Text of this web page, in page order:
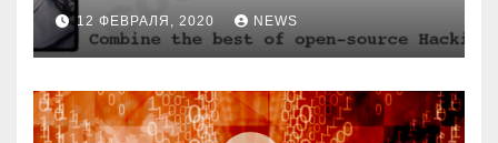
12 ФЕВРАЛЯ, 2020 NEWS